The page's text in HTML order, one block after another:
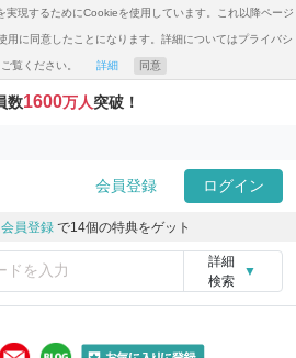
実現するためにCookieを使用しています。これ以降ページ
用に同意したことになります。詳細についてはプライバシ
覧ください。 詳細 同意
数1600万人突破！
会員登録 ログイン
員登録 で14個の特典をゲット
詳細
検索
▼